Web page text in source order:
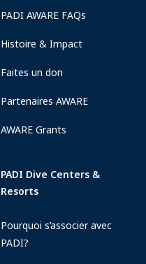
PADI AWARE FAQs
Histoire & Impact
Faites un don
Partenaires AWARE
AWARE Grants
PADI Dive Centers &
Resorts
Pourquoi s’associer avec
PADI?